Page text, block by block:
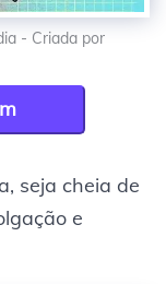
- Criada por
seja cheia de
e